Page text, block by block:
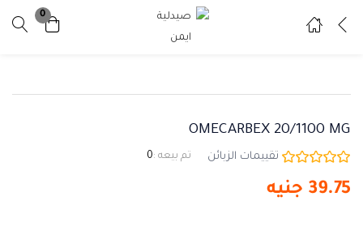
0
تسجيل
ادخل اسم المستخدم وكلمة المرور للدخول.
OMECARBEX 20/1100 MG
تقييمات الزبائن تم بيعه :0
39.75 جنيه